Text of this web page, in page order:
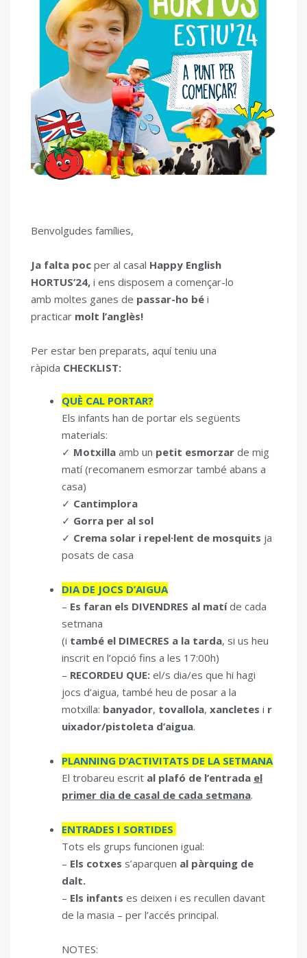
Benvolgudes famílies,
Ja falta poc per al casal Happy English
HORTUS’24, i ens disposem a començar-lo
amb moltes ganes de passar-ho bé i
practicar molt l’anglès!
Per estar ben preparats, aquí teniu una
ràpida CHECKLIST:
QUÈ CAL PORTAR?
Els infants han de portar els següents
materials:
✓ Motxilla amb un petit esmorzar de mig
matí (recomanem esmorzar també abans a
casa)
✓ Cantimplora
✓ Gorra per al sol
✓ Crema solar i repel·lent de mosquits ja
posats de casa
DIA DE JOCS D’AIGUA
– Es faran els DIVENDRES al matíde cada
setmana
(i també el DIMECRES a la tarda, si us heu
inscrit en l’opció fins a les 17:00h)
– RECORDEU QUE: el/s dia/es que hi hagi
jocs d’aigua, també heu de posar a la
motxilla: banyador, tovallola, xancletes i r
uixador/pistoleta d’aigua.
PLANNING D’ACTIVITATS DE LA SETMANA
El trobareu escrit al plafó de l’entrada el
primer dia de casal de cada setmana.
ENTRADES I SORTIDES
Tots els grups funcionen igual:
– Els cotxes s’aparquen al pàrquing de
dalt.
– Els infants es deixen i es recullen davant
de la masia – per l’accés principal.
NOTES: